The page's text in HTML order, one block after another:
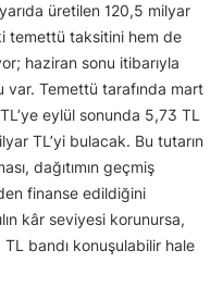
üretilen 120,5 milyar
temettü taksitini hem de
haziran sonu itibarıyla
Temettü tarafında mart
eylül sonunda 5,73 TL
TL’yi bulacak. Bu tutarın
dağıtımın geçmiş
finanse edildiğini
kâr seviyesi korunursa,
TL bandı konuşulabilir hale